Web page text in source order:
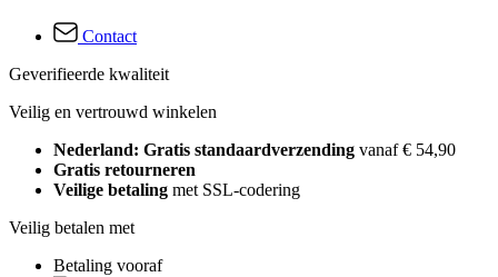
Contact
Geverifieerde kwaliteit
Veilig en vertrouwd winkelen
Nederland: Gratis standaardverzending vanaf € 54,90
Gratis retourneren
Veilige betaling met SSL-codering
Veilig betalen met
Betaling vooraf